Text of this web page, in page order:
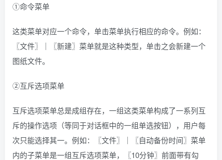
①命令菜单
这类菜单对应一个命令，单击菜单执行相应的命令。例如：
〖文件〗｜〖新建〗菜单就是这种类型，单击之会新建一个
图纸文件。
②互斥选项菜单
互斥选项菜单总是成组存在，一组这类菜单构成了一系列互
斥的操作选项（等同于对话框中的一组单选按钮），用户每
次只能选择其一。例如：〖文件〗｜〖自动备份时间〗菜单
内的子菜单是一组互斥选项菜单，〖10分钟〗前面带有勾